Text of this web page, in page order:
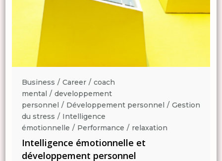
Business Career
coach
mental
developpement
personnel
Développement personnel
Gestion
du stress
Intelligence
émotionnelle
Performance relaxation
Intelligence émotionnelle et
développement personnel